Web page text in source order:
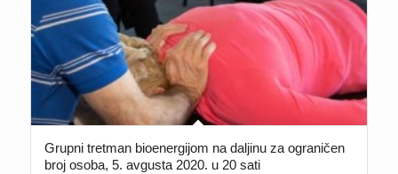
Grupni tretman bioenergijom na daljinu za ograničen
broj osoba, 5. avgusta 2020. u 20 sati